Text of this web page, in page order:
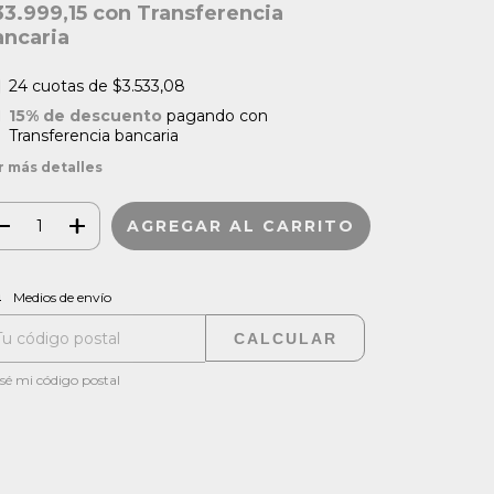
con Transferencia
24 cuotas de $3.533,08
15% de descuento pagando con
Transferencia bancaria
más detalles
para el CP:
Medios de envío
CALCULAR
mi código postal